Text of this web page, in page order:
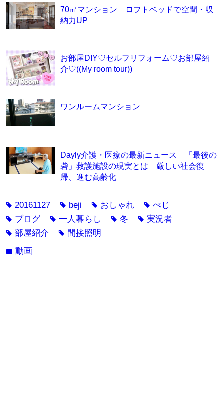
70㎡マンション ロフトベッドで空間・収
納力UP
お部屋DIY♡セルフリフォーム♡お部屋紹
介♡((My room tour))
ワンルームマンション
Dayly介護・医療の最新ニュース 「最後の
砦」救護施設の現実とは 厳しい社会復
帰、進む高齢化
tag 20161127 tag beji tag おしゃれ tagべじ
tag ブログ tag一人暮らし tag冬 tag実況者
tag部屋紹介 tag 間接照明
folder動画